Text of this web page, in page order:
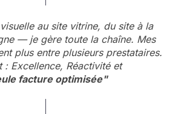
au site vitrine, du site à la
— je gère toute la chaîne. Mes
plus entre plusieurs prestataires.
: Excellence, Réactivité et
facture optimisée"